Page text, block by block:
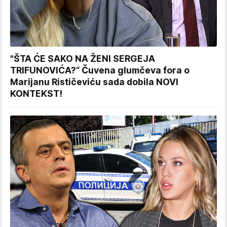
"ŠTA ĆE SAKO NA ŽENI SERGEJA
TRIFUNOVIĆA?“ Čuvena glumčeva fora o
Marijanu Rističeviću sada dobila NOVI
KONTEKST!